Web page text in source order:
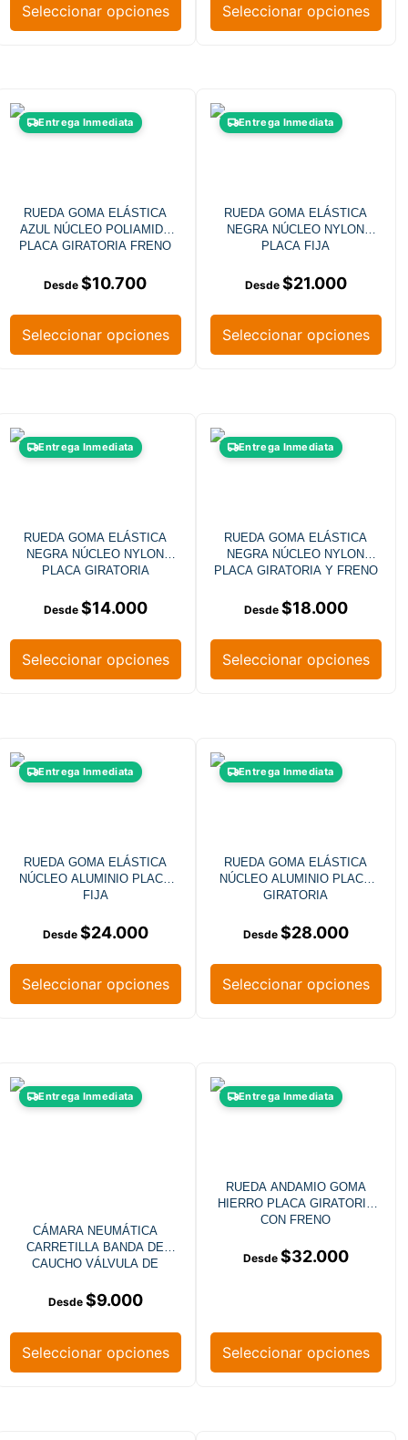
Seleccionar opciones Seleccionar opciones
Entrega Inmediata
RUEDA GOMA ELÁSTICA
AZUL NÚCLEO POLIAMIDA
PLACA GIRATORIA FRENO
$10.700
Seleccionar opciones
Entrega Inmediata
RUEDA GOMA ELÁSTICA
NEGRA NÚCLEO NYLON
PLACA FIJA
$21.000
Seleccionar opciones
Entrega Inmediata
RUEDA GOMA ELÁSTICA
NEGRA NÚCLEO NYLON
PLACA GIRATORIA
$14.000
Seleccionar opciones
Entrega Inmediata
RUEDA GOMA ELÁSTICA
NEGRA NÚCLEO NYLON
PLACA GIRATORIA Y FRENO
$18.000
Seleccionar opciones
Entrega Inmediata
RUEDA GOMA ELÁSTICA
NÚCLEO ALUMINIO PLACA
FIJA
$24.000
Seleccionar opciones
Entrega Inmediata
RUEDA GOMA ELÁSTICA
NÚCLEO ALUMINIO PLACA
GIRATORIA
$28.000
Seleccionar opciones
Entrega Inmediata
CÁMARA NEUMÁTICA
CARRETILLA BANDA DE
CAUCHO VÁLVULA DE
$9.000
Seleccionar opciones
Entrega Inmediata
RUEDA ANDAMIO GOMA
HIERRO PLACA GIRATORIA
CON FRENO
$32.000
Seleccionar opciones